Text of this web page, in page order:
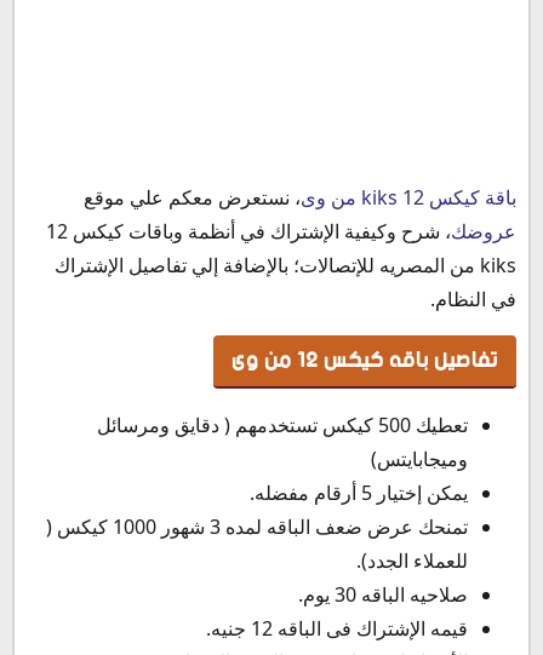
تفاصيل باقه كيكس 12 من وى
كود الإشتراك فى باقات كيكس 12 من we
باقة كيكس 12 kiks من وى
، نستعرض معكم علي موقع
عروضك
، شرح وكيفية الإشتراك في أنظمة وباقات كيكس 12
kiks من المصريه للإتصالات؛ بالإضافة إلي تفاصيل الإشتراك
في النظام.
تفاصيل باقه كيكس 12 من وى
تعطيك 500 كيكس تستخدمهم ( دقايق ومرسائل
وميجابايتس)
يمكن إختيار 5 أرقام مفضله.
تمنحك عرض ضعف الباقه لمده 3 شهور 1000 كيكس (
للعملاء الجدد).
صلاحيه الباقه 30 يوم.
قيمه الإشتراك فى الباقه 12 جنيه.